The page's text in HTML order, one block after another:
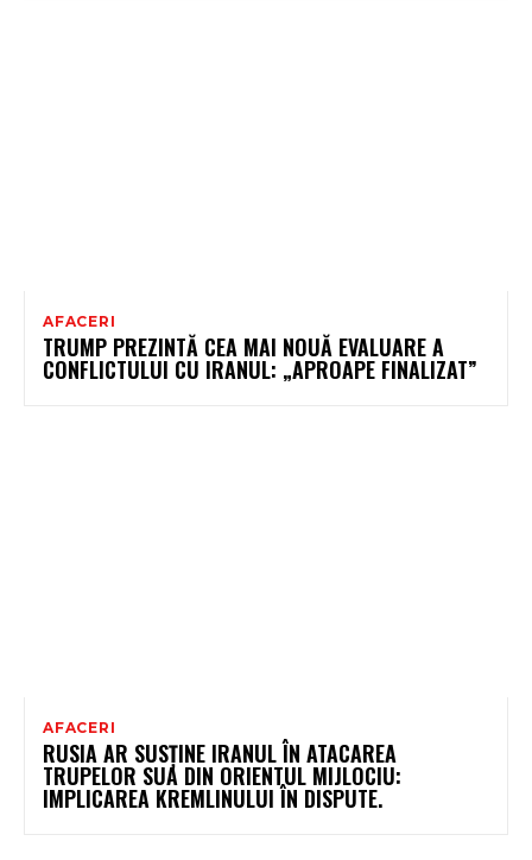
AFACERI
TRUMP PREZINTĂ CEA MAI NOUĂ EVALUARE A
CONFLICTULUI CU IRANUL: „APROAPE FINALIZAT”
AFACERI
RUSIA AR SUSȚINE IRANUL ÎN ATACAREA
TRUPELOR SUA DIN ORIENTUL MIJLOCIU:
IMPLICAREA KREMLINULUI ÎN DISPUTE.